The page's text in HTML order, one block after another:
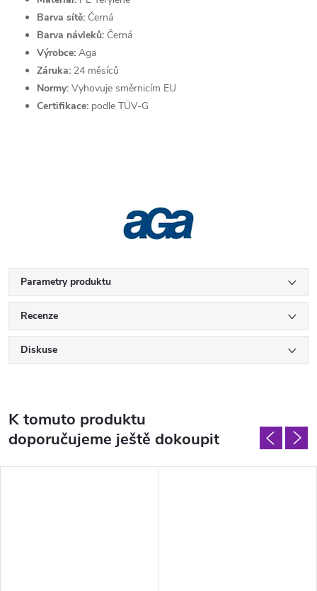
Barva sítě: Černá
Barva návleků: Černá
Výrobce: Aga
Záruka: 24 měsíců
Normy: Vyhovuje směrnicím EU
Certifikace: podle TÜV-G
Parametry produktu
Recenze
Diskuse
K tomuto produktu
doporučujeme ještě dokoupit